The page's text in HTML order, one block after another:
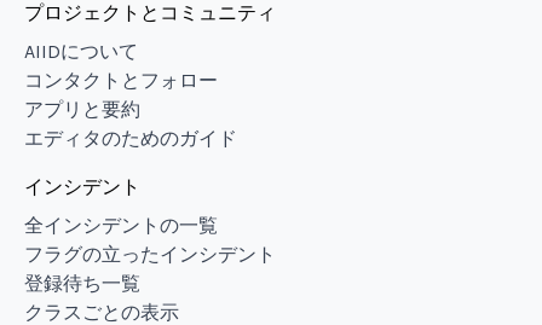
プロジェクトとコミュニティ
AIIDについて
コンタクトとフォロー
アプリと要約
エディタのためのガイド
インシデント
全インシデントの一覧
フラグの立ったインシデント
登録待ち一覧
クラスごとの表示